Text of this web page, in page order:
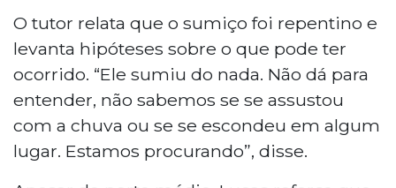
O tutor relata que o sumiço foi repentino e
levanta hipóteses sobre o que pode ter
ocorrido. “Ele sumiu do nada. Não dá para
entender, não sabemos se se assustou
com a chuva ou se se escondeu em algum
lugar. Estamos procurando”, disse.